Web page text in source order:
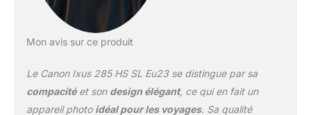
Mon avis sur ce produit
Le Canon Ixus 285 HS SL Eu23 se distingue par sa
compacitéet son design élégant, ce qui en fait un
appareil photo idéal pour les voyages. Sa qualité